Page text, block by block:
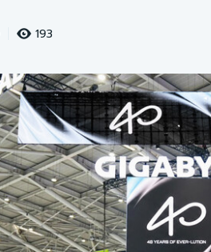
193